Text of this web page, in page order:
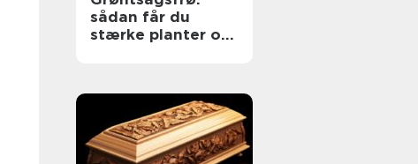
sådan får du
stærke planter og